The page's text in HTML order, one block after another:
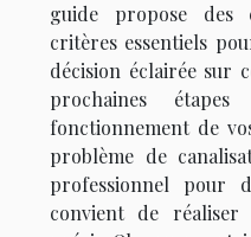
guide propose des
critères essentiels
décision éclairée sur
prochaines
fonctionnement de
problème de
professionnel pour
convient de réaliser